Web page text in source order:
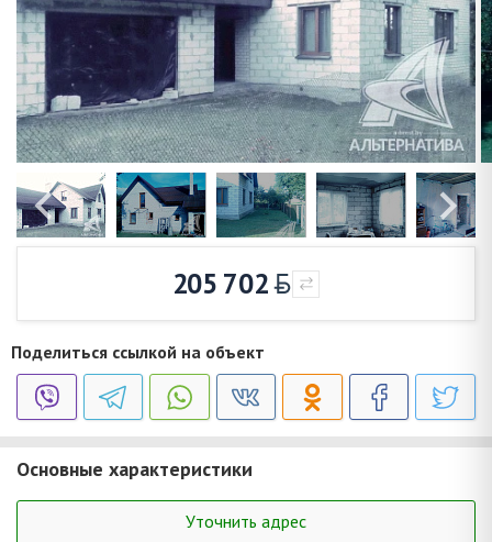
205 702
Поделиться ссылкой на объект
Основные характеристики
Уточнить адрес